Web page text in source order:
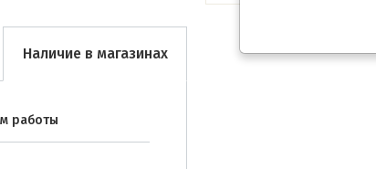
Наличие в магазинах
работы